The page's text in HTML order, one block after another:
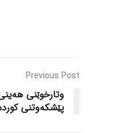
Previous Post
وتارخوێنی
پێشکەوتنی